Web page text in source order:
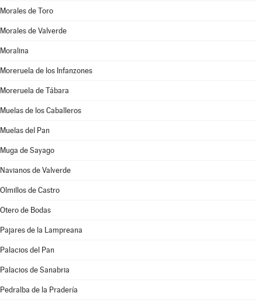
Morales de Toro
Morales de Valverde
Moralina
Moreruela de los Infanzones
Moreruela de Tábara
Muelas de los Caballeros
Muelas del Pan
Muga de Sayago
Navianos de Valverde
Olmillos de Castro
Otero de Bodas
Pajares de la Lampreana
Palacios del Pan
Palacios de Sanabria
Pedralba de la Pradería